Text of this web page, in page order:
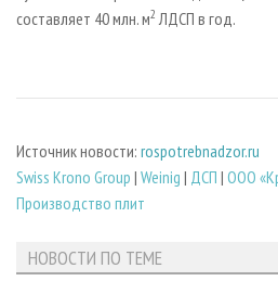
составляет 40 млн. м2 ЛДСП в год.
Источник новости: rospotrebnadzor.ru
Swiss Krono Group | Weinig | ДСП | ООО
Производство плит
НОВОСТИ ПО ТЕМЕ